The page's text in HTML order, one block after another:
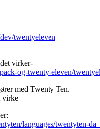
twentyeleven
virker-
og-twenty-eleven/
med Twenty Ten.
virke
languages/twentyten-